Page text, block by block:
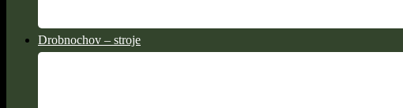
Drobnochov – stroje